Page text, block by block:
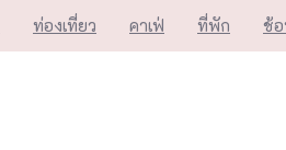
ท่องเที่ยว คาเฟ่ ที่พัก ช้